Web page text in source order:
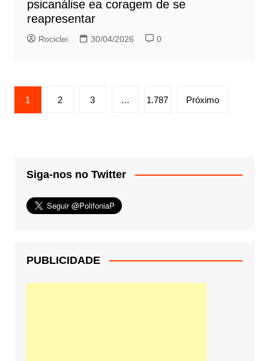
psicanálise ea coragem de se
reapresentar
Rociclei 30/04/2026 0
Paginação
de
1 2 3 … 1.787 Próximo
Siga-nos no Twitter
PUBLICIDADE